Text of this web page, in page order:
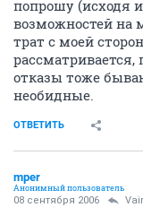
попрошу (исходя
возможностей на
трат с моей
рассматривается,
отказы тоже
необидные.
ОТВЕТИТЬ
mper
Анонимный пользователь
08 сентября 2006